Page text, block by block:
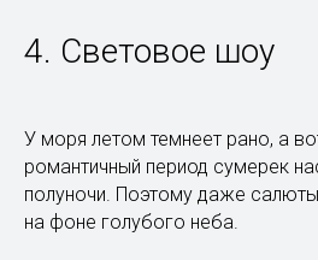
4. Световое шоу
У моря летом темнеет рано, а
романтичный период сумерек
полуночи. Поэтому даже
на фоне голубого неба.